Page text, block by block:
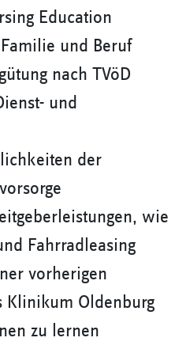
Education
und Beruf
nach TVöD
und
der
wie
Fahrradleasing
vorherigen
Klinikum Oldenburg
zu lernen